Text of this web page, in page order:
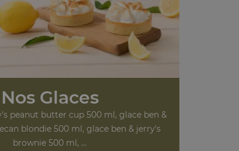
Nos Glaces
peanut butter cup 500 ml, glace ben &
blondie 500 ml, glace ben & jerry's
brownie 500 ml, ...